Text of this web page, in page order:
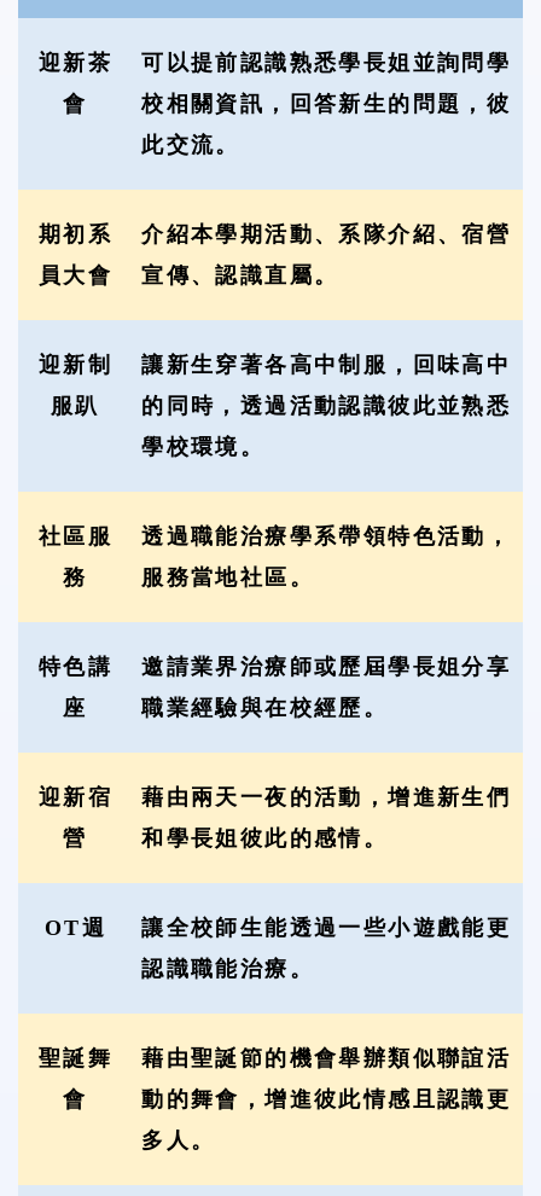
迎新茶
會
可以提前認識熟悉學長姐並詢問學
校相關資訊，回答新生的問題，彼
此交流。
期初系
員大會
介紹本學期活動、系隊介紹、宿營
宣傳、認識直屬。
迎新制
服趴
讓新生穿著各高中制服，回味高中
的同時，透過活動認識彼此並熟悉
學校環境。
社區服
務
透過職能治療學系帶領特色活動，
服務當地社區。
特色講
座
邀請業界治療師或歷屆學長姐分享
職業經驗與在校經歷。
迎新宿
營
藉由兩天一夜的活動，增進新生們
和學長姐彼此的感情。
OT週
讓全校師生能透過一些小遊戲能更
認識職能治療。
聖誕舞
會
藉由聖誕節的機會舉辦類似聯誼活
動的舞會，增進彼此情感且認識更
多人。